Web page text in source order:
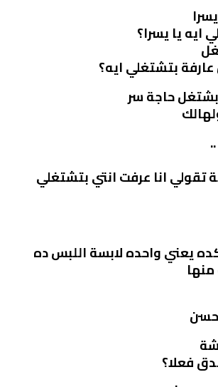
ايه يا يسرا؟
بتشتغلي ايه؟
حاجة سر
انا عرفت انتي بتشتغلي
يعني واحده لابسة اللبس ده
حسن
فعلا؟